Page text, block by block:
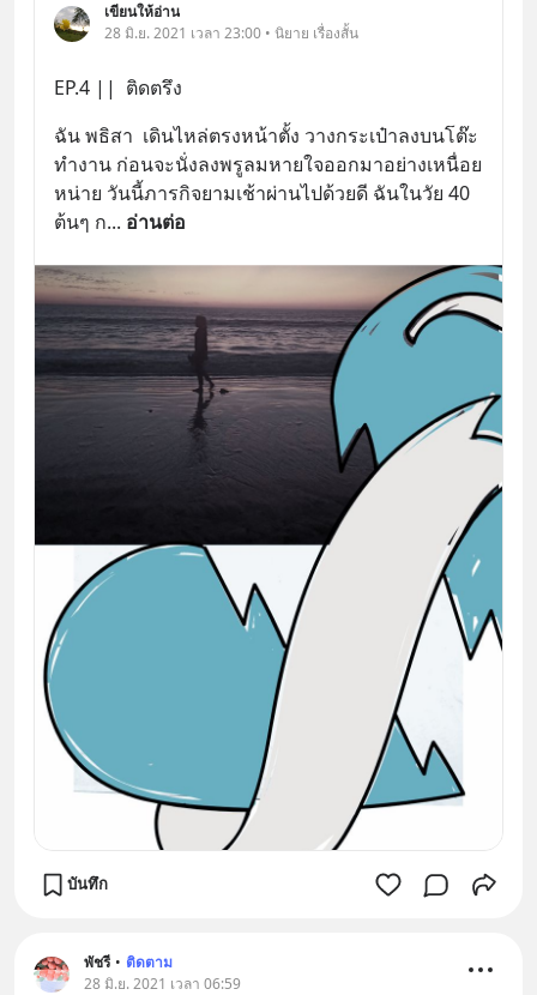
เขียนให้อ่าน
28 มิ.ย. 2021 เวลา 23:00 • นิยาย เรื่องสั้น
EP.4 ||  ติดตรึง
ฉัน พธิสา  เดินไหล่ตรงหน้าตั้ง วางกระเป๋าลงบนโต๊ะ
ทำงาน ก่อนจะนั่งลงพรูลมหายใจออกมาอย่างเหนื่อย
หน่าย วันนี้ภารกิจยามเช้าผ่านไปด้วยดี ฉันในวัย 40
ต้นๆ ก... อ่านต่อ
บันทึก
พัชรี • ติดตาม
28 มิ.ย. 2021 เวลา 06:59